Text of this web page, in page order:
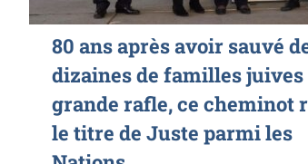
80 ans après avoir sauvé
dizaines de familles juives
grande rafle, ce cheminot
le titre de Juste parmi les